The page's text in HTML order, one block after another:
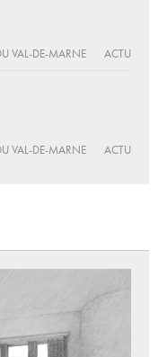
VAL-DE-MARNE
ACTU
VAL-DE-MARNE
ACTU